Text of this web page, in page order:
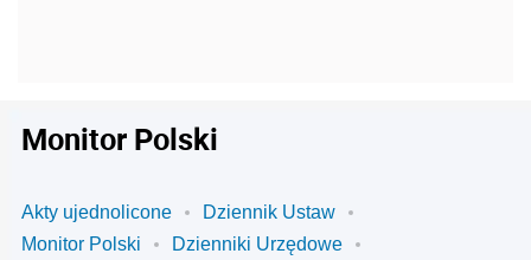
Monitor Polski
Akty ujednolicone
Dziennik Ustaw
Monitor Polski
Dzienniki Urzędowe